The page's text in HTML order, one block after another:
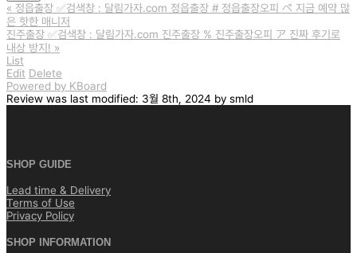
« 정읍출장 ✅검색창 : 달림가자.com 정읍출장 # 정읍출장오피 ぺ 지금 예약 많
은 핫한 매니저
진주출장 ✅검색창 : 달림가자.com 진주출장 % 진주출장오피 ア 진짜 후기로
내상 방지! »
List
Edit Delete
Powered by KBoard
Review was last modified: 3월 8th, 2024 by smld
SHOP GUIDE
Lead time & Delivery
Terms of Use
Privacy Policy
SHOP INFORMATION